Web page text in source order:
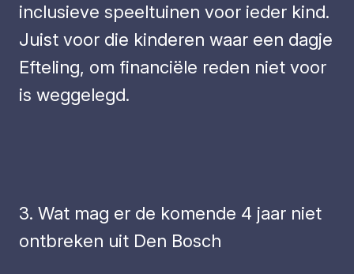
inclusieve speeltuinen voor ieder kind.
Juist voor die kinderen waar een dagje
Efteling, om financiële reden niet voor
is weggelegd.
3. Wat mag er de komende 4 jaar niet
ontbreken uit Den Bosch